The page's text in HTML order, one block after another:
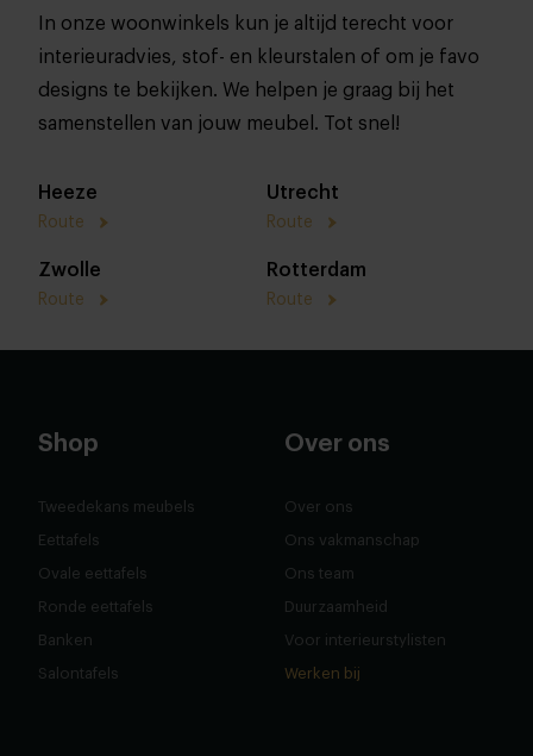
In onze woonwinkels kun je altijd terecht voor
interieuradvies, stof- en kleurstalen of om je favo
designs te bekijken. We helpen je graag bij het
samenstellen van jouw meubel. Tot snel!
Heeze
Route
Utrecht
Route
Zwolle
Route
Rotterdam
Route
Shop
Tweedekans meubels
Eettafels
Ovale eettafels
Ronde eettafels
Banken
Salontafels
Over ons
Over ons
Ons vakmanschap
Ons team
Duurzaamheid
Voor interieurstylisten
Werken bij